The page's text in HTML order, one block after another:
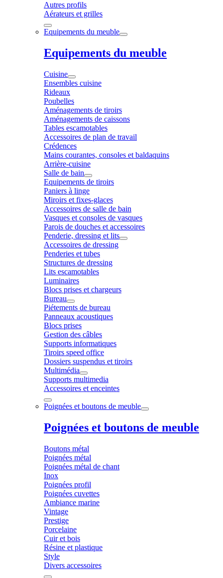
Autres profils
Aérateurs et grilles
Equipements du meuble
Equipements du meuble
Cuisine
Ensembles cuisine
Rideaux
Poubelles
Aménagements de tiroirs
Aménagements de caissons
Tables escamotables
Accessoires de plan de travail
Crédences
Mains courantes, consoles et baldaquins
Arrière-cuisine
Salle de bain
Equipements de tiroirs
Paniers à linge
Miroirs et fixes-glaces
Accessoires de salle de bain
Vasques et consoles de vasques
Parois de douches et accessoires
Penderie, dressing et lits
Accessoires de dressing
Penderies et tubes
Structures de dressing
Lits escamotables
Luminaires
Blocs prises et chargeurs
Bureau
Piétements de bureau
Panneaux acoustiques
Blocs prises
Gestion des câbles
Supports informatiques
Tiroirs speed office
Dossiers suspendus et tiroirs
Multimédia
Supports multimedia
Accessoires et enceintes
Poignées et boutons de meuble
Poignées et boutons de meuble
Boutons métal
Poignées métal
Poignées métal de chant
Inox
Poignées profil
Poignées cuvettes
Ambiance marine
Vintage
Prestige
Porcelaine
Cuir et bois
Résine et plastique
Style
Divers accessoires